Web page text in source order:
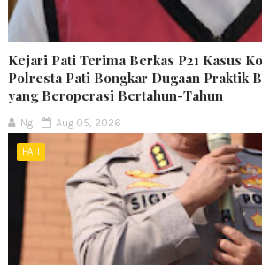
Kejari Pati Terima Berkas P21 Kasus
Polresta Pati Bongkar Dugaan Praktik
yang Beroperasi Bertahun-Tahun
Ng Aug 05, 2026
PATI